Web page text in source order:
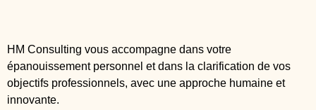
HM Consulting vous accompagne dans votre
épanouissement personnel et dans la clarification de vos
objectifs professionnels, avec une approche humaine et
innovante.